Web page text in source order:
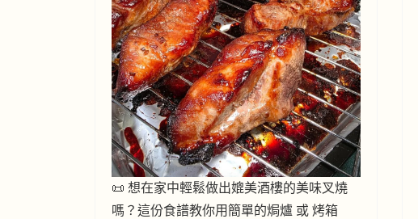
📜 想在家中輕鬆做出媲美酒樓的美味叉燒
嗎？這份食譜教你用簡單的焗爐 或 烤箱